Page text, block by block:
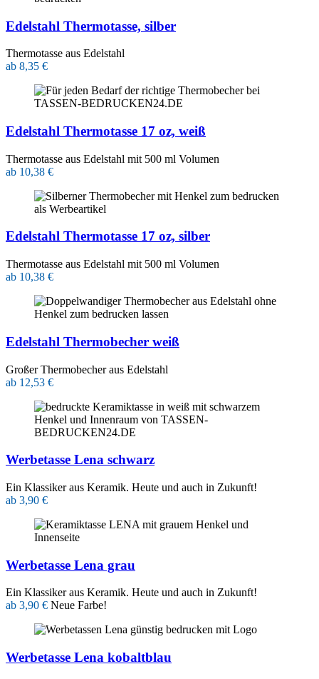
Edelstahl Thermotasse, silber
Thermotasse aus Edelstahl
ab 8,35 €
Edelstahl Thermotasse 17 oz, weiß
Thermotasse aus Edelstahl mit 500 ml Volumen
ab 10,38 €
Edelstahl Thermotasse 17 oz, silber
Thermotasse aus Edelstahl mit 500 ml Volumen
ab 10,38 €
Edelstahl Thermobecher weiß
Großer Thermobecher aus Edelstahl
ab 12,53 €
Werbetasse Lena schwarz
Ein Klassiker aus Keramik. Heute und auch in Zukunft!
ab 3,90 €
Werbetasse Lena grau
Ein Klassiker aus Keramik. Heute und auch in Zukunft!
ab 3,90 € Neue Farbe!
Werbetasse Lena kobaltblau